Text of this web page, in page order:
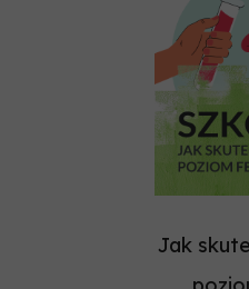
Jak